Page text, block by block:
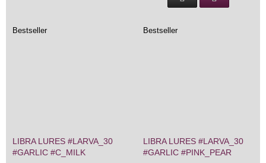
Bestseller
LIBRA LURES #LARVA_30
#GARLIC #C_MILK
Bestseller
LIBRA LURES #LARVA_30
#GARLIC #PINK_PEAR